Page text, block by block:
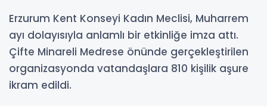
Erzurum Kent Konseyi Kadın Meclisi, Muharrem
ayı dolayısıyla anlamlı bir etkinliğe imza attı.
Çifte Minareli Medrese önünde gerçekleştirilen
organizasyonda vatandaşlara 810 kişilik aşure
ikram edildi.